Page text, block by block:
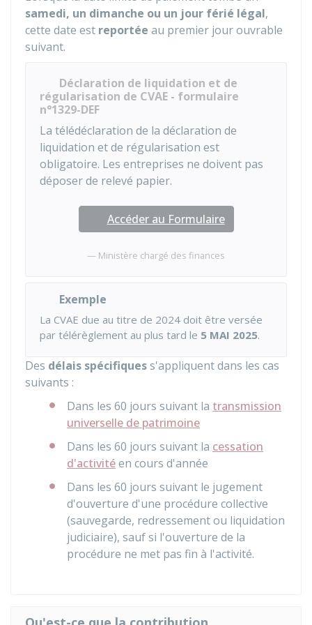
samedi, un dimanche ou un jour férié légal,
cette date est reportée au premier jour ouvrable
suivant.
Déclaration de liquidation et de
régularisation de CVAE - formulaire
n°1329-DEF
La télédéclaration de la déclaration de
liquidation et de régularisation est
obligatoire. Les entreprises ne doivent pas
déposer de relevé papier.
Accéder au Formulaire
Ministère chargé des finances
Exemple
La CVAE due au titre de 2024 doit être versée
par télérèglement au plus tard le 5 MAI 2025.
Des délais spécifiquess'appliquent dans les cas
suivants :
Dans les 60 jours suivant la transmission
universelle de patrimoine
Dans les 60 jours suivant la cessation
d'activitéen cours d'année
Dans les 60 jours suivant le jugement
d'ouverture d'une procédure collective
(sauvegarde, redressement ou liquidation
judiciaire), sauf si l'ouverture de la
procédure ne met pas fin à l'activité.